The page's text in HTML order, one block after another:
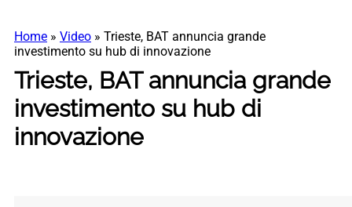
Home » Video » Trieste, BAT annuncia grande
investimento su hub di innovazione
Trieste, BAT annuncia grande
investimento su hub di
innovazione